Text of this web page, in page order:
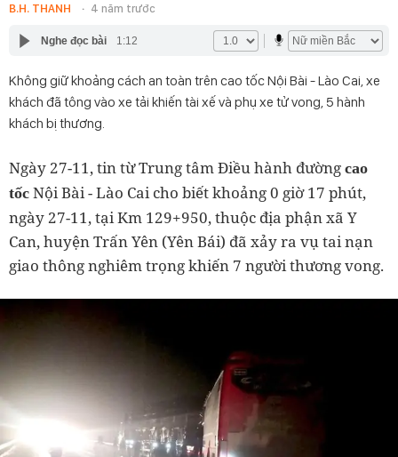
B.H. THANH 4 năm trước
Nghe đọc bài 1:12
Không giữ khoảng cách an toàn trên cao tốc Nội Bài - Lào Cai, xe
khách đã tông vào xe tải khiến tài xế và phụ xe tử vong, 5 hành
khách bị thương.
Ngày 27-11, tin từ Trung tâm Điều hành đường cao
tốc Nội Bài - Lào Cai cho biết khoảng 0 giờ 17 phút,
ngày 27-11, tại Km 129+950, thuộc địa phận xã Y
Can, huyện Trấn Yên (Yên Bái) đã xảy ra vụ tai nạn
giao thông nghiêm trọng khiến 7 người thương vong.